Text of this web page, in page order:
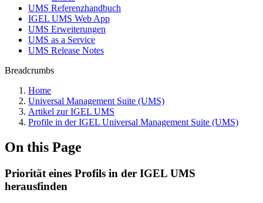
UMS Referenzhandbuch
IGEL UMS Web App
UMS Erweiterungen
UMS as a Service
UMS Release Notes
Breadcrumbs
Home
Universal Management Suite (UMS)
Artikel zur IGEL UMS
Profile in der IGEL Universal Management Suite (UMS)
On this Page
Priorität eines Profils in der IGEL UMS
herausfinden